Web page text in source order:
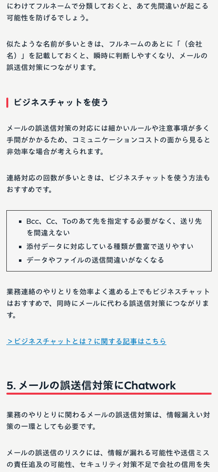
にわけてフルネームで分類しておくと、あて先間違いが起こる
可能性を防げるでしょう。
似たような名前が多いときは、フルネームのあとに「（会社
名）」を記載しておくと、瞬時に判断しやすくなり、メールの
誤送信対策につながります。
ビジネスチャットを使う
メールの誤送信対策の対応には細かいルールや注意事項が多く
手間がかかるため、コミュニケーションコストの面から見ると
非効率な場合が考えられます。
連絡対応の回数が多いときは、ビジネスチャットを使う方法も
おすすめです。
Bcc、Cc、Toのあて先を指定する必要がなく、送り先
を間違えない
添付データに対応している種類が豊富で送りやすい
データやファイルの送信間違いがなくなる
業務連絡のやりとりを効率よく進める上でもビジネスチャット
はおすすめで、同時にメールに代わる誤送信対策につながりま
す。
＞ビジネスチャットとは？に関する記事はこちら
メールの誤送信対策にChatwork
業務のやりとりに関わるメールの誤送信対策は、情報漏えい対
策の一環としても必要です。
メールの誤送信のリスクには、情報が漏れる可能性や送信ミス
の責任追及の可能性、セキュリティ対策不足で会社の信用を失